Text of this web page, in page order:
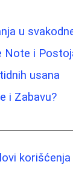
u
Note i
usana
i Zabavu?
korišćenja